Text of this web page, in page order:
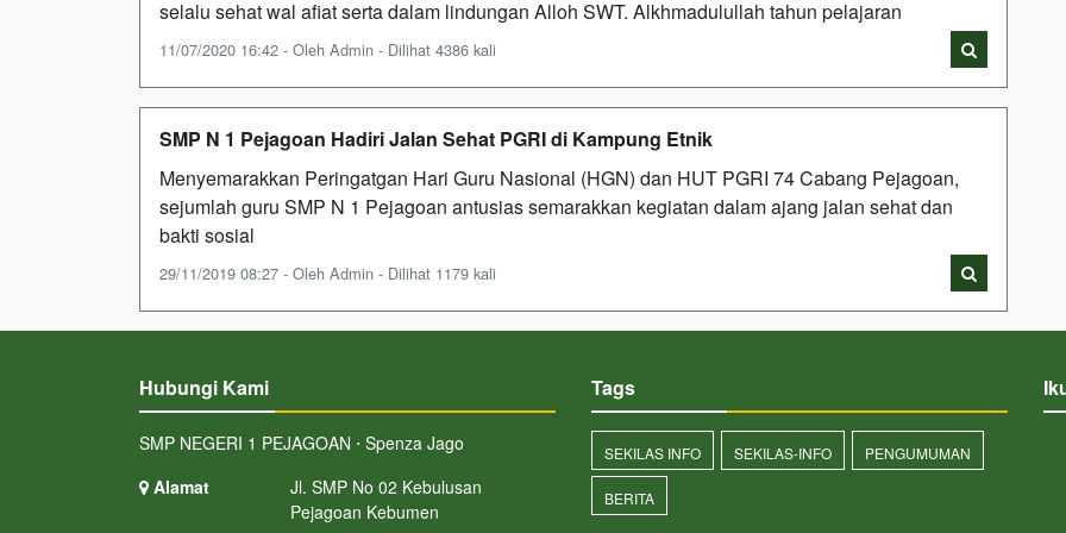
selalu sehat wal afiat serta dalam lindungan Alloh SWT. Alkhmadulullah tahun pelajaran
11/07/2020 16:42 - Oleh Admin - Dilihat 4386 kali
SMP N 1 Pejagoan Hadiri Jalan Sehat PGRI di Kampung Etnik
Menyemarakkan Peringatgan Hari Guru Nasional (HGN) dan HUT PGRI 74 Cabang Pejagoan,
sejumlah guru SMP N 1 Pejagoan antusias semarakkan kegiatan dalam ajang jalan sehat dan
bakti sosial
29/11/2019 08:27 - Oleh Admin - Dilihat 1179 kali
Hubungi Kami
SMP NEGERI 1 PEJAGOAN ⋅ Spenza Jago
Alamat
Jl. SMP No 02 Kebulusan
Pejagoan Kebumen
Tags
SEKILAS INFO SEKILAS-INFO PENGUMUMAN
BERITA